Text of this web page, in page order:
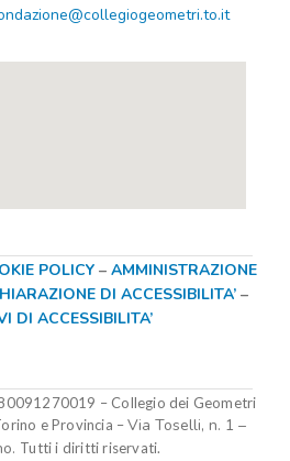
POLICY – AMMINISTRAZIONE
DI ACCESSIBILITA’ –
DI ACCESSIBILITA’
– Collegio dei Geometri
e Provincia –Via Toselli, n. 1 –
Tutti i diritti riservati.